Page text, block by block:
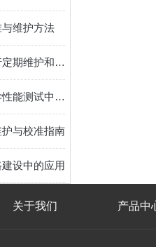
维护方法
如何对旋转压实仪进行定期维护和保养？
冻土试验机在低温力学性能测试中的应用
与校准指南
设中的应用
关于我们 产品中